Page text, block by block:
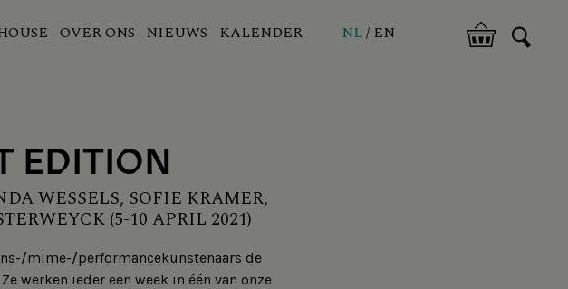
OVER ONS NIEUWS KALENDER NL EN
EDITION
WESSELS, SOFIE KRAMER,
(5-10 APRIL 2021)
mime-/performancekunstenaars de
werken ieder een week in één van onze